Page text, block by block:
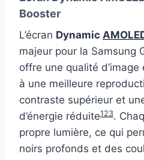
Booster
L’écran Dynamic
majeur pour la Samsung
offre une qualité
à une meilleure
contraste supérieur et
d’énergie réduite123.
propre lumière, ce qui
noirs profonds et des